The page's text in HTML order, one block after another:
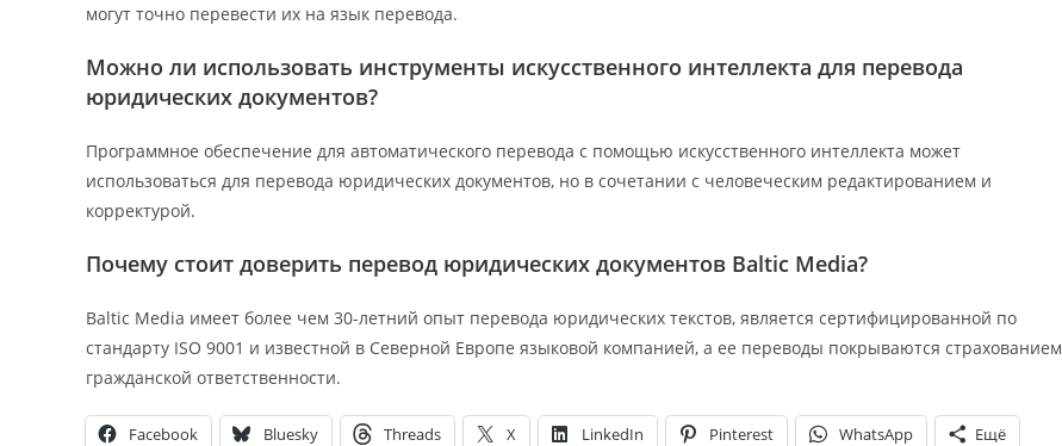
могут точно перевести их на язык перевода.
Можно ли использовать инструменты искусственного интеллекта для перевода
юридических документов?
Программное обеспечение для автоматического перевода с помощью искусственного интеллекта может
использоваться для перевода юридических документов, но в сочетании с человеческим редактированием и
корректурой.
Почему стоит доверить перевод юридических документов Baltic Media?
Baltic Media имеет более чем 30-летний опыт перевода юридических текстов, является сертифицированной по
стандарту ISO 9001 и известной в Северной Европе языковой компанией, а ее переводы покрываются страхованием
гражданской ответственности.
Facebook Bluesky Threads X LinkedIn Pinterest WhatsApp Ещё